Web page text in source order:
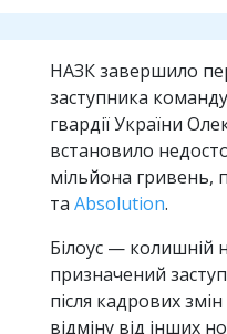
НАЗК завершило
заступника
гвардії України
встановило
мільйона гривень,
та Absolution.
Білоус — колишній
призначений
після кадрових
відміну від інших